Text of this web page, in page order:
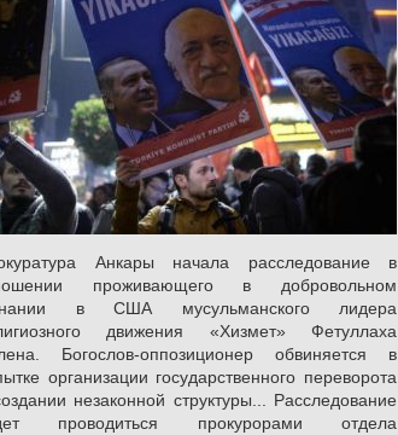
Анкары начала расследование в
проживающего в добровольном
в США мусульманского лидера
движения «Хизмет» Фетуллаха
Богослов-оппозиционер обвиняется в
организации государственного переворота
незаконной структуры... Расследование
проводиться прокурорами отдела